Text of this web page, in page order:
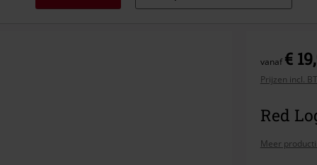
vanaf€
Prijzen incl.
Red
Meer